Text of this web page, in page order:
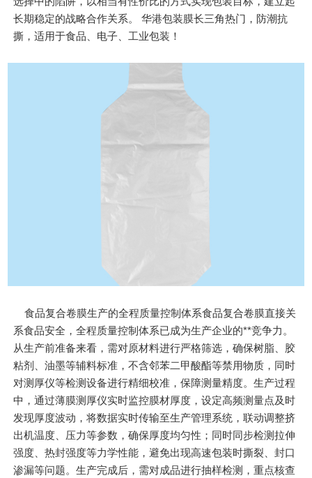
长期稳定的战略合作关系。 华港包装膜长三角热门，防潮抗
撕，适用于食品、电子、工业包装！
食品复合卷膜生产的全程质量控制体系食品复合卷膜直接关
系食品安全，全程质量控制体系已成为生产企业的**竞争力。
从生产前准备来看，需对原材料进行严格筛选，确保树脂、胶
粘剂、油墨等辅料标准，不含邻苯二甲酸酯等禁用物质，同时
对测厚仪等检测设备进行精细校准，保障测量精度。生产过程
中，通过薄膜测厚仪实时监控膜材厚度，设定高频测量点及时
发现厚度波动，将数据实时传输至生产管理系统，联动调整挤
出机温度、压力等参数，确保厚度均匀性；同时同步检测拉伸
强度、热封强度等力学性能，避免出现高速包装时撕裂、封口
渗漏等问题。生产完成后，需对成品进行抽样检测，重点核查